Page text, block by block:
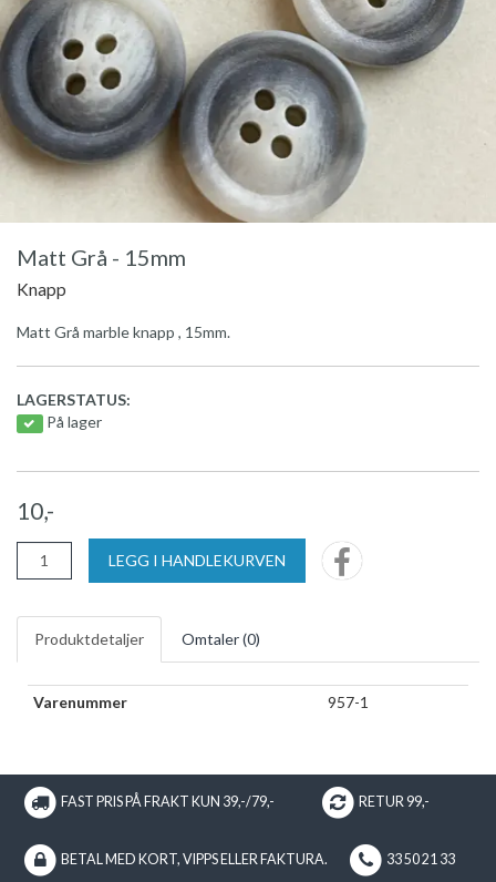
Matt Grå - 15mm
Knapp
Matt Grå marble knapp , 15mm.
LAGERSTATUS:
På lager
10,-
LEGG I HANDLEKURVEN
Produktdetaljer Omtaler (0)
Varenummer 957-1
FAST PRIS PÅ FRAKT KUN 39,-/79,- RETUR 99,-
BETAL MED KORT, VIPPS ELLER FAKTURA. 33 50 21 33